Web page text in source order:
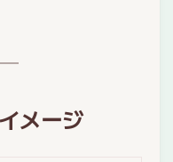
メージ